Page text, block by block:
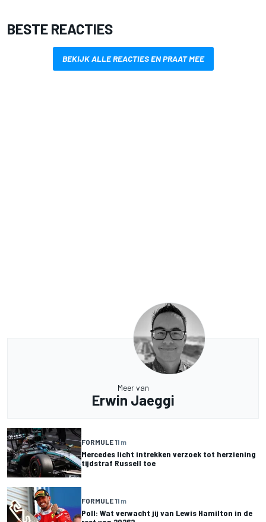
BESTE REACTIES
BEKIJK ALLE REACTIES EN PRAAT MEE
Meer van
Erwin Jaeggi
FORMULE 11 m
Mercedes licht intrekken verzoek tot herziening
tijdstraf Russell toe
FORMULE 11 m
Poll: Wat verwacht jij van Lewis Hamilton in de